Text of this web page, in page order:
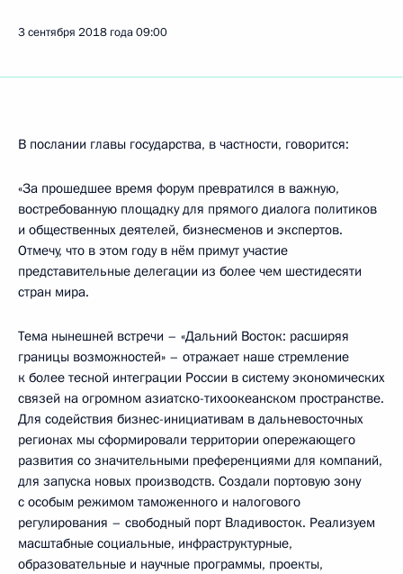
3 сентября 2018 года09:00
В послании главы государства, в частности, говорится:
«За прошедшее время форум превратился в важную,
востребованную площадку для прямого диалога политиков
и общественных деятелей, бизнесменов и экспертов.
Отмечу, что в этом году в нём примут участие
представительные делегации из более чем шестидесяти
стран мира.
Тема нынешней встречи – «Дальний Восток: расширяя
границы возможностей» – отражает наше стремление
к более тесной интеграции России в систему экономических
связей на огромном азиатско-тихоокеанском пространстве.
Для содействия бизнес-инициативам в дальневосточных
регионах мы сформировали территории опережающего
развития со значительными преференциями для компаний,
для запуска новых производств. Создали портовую зону
с особым режимом таможенного и налогового
регулирования – свободный порт Владивосток. Реализуем
масштабные социальные, инфраструктурные,
образовательные и научные программы, проекты,